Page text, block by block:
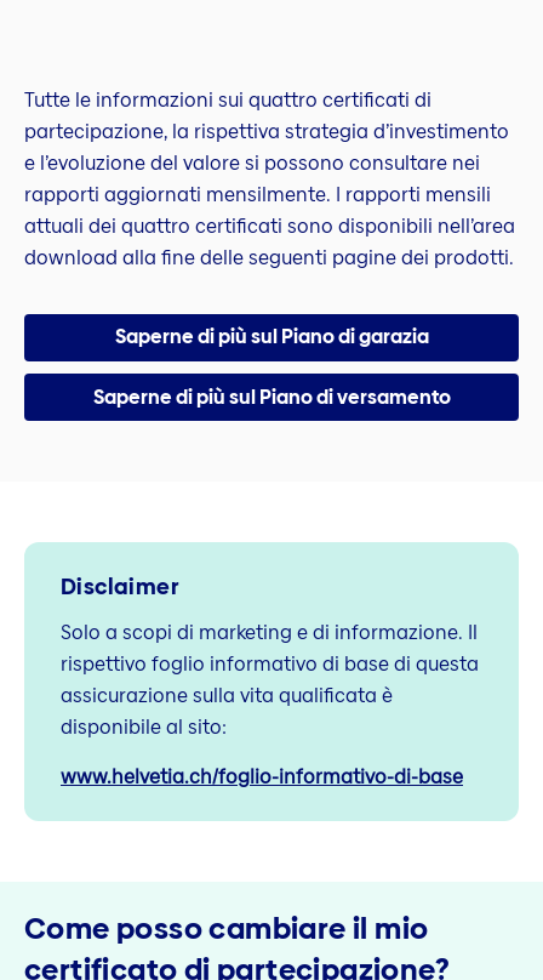
Tutte le informazioni sui quattro certificati di
partecipazione, la rispettiva strategia d’investimento
e l’evoluzione del valore si possono consultare nei
rapporti aggiornati mensilmente. I rapporti mensili
attuali dei quattro certificati sono disponibili nell’area
download alla fine delle seguenti pagine dei prodotti.
Saperne di più sul Piano di garazia
Saperne di più sul Piano di versamento
Disclaimer
Solo a scopi di marketing e di informazione. Il
rispettivo foglio informativo di base di questa
assicurazione sulla vita qualificata è
disponibile al sito:
www.helvetia.ch/foglio-informativo-di-base
Come posso cambiare il mio
certificato di partecipazione?